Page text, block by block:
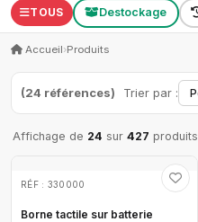
TOUS Destockage
Accueil›Produits
(24 références) Trier par :
Affichage de 24 sur 427 produits
RÉF : 330000
Borne tactile sur batterie